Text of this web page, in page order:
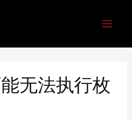
无法执行枚